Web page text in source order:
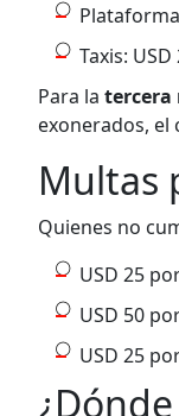
Taxis: USD
​​​​​Para la tercera
exonerados, el
Multas
Quienes no
USD 25
USD 50
USD 25